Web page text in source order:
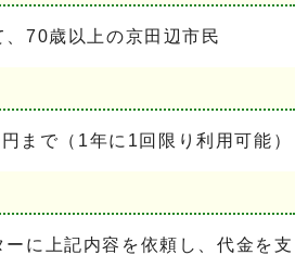
70歳以上の京田辺市民
まで（1年に1回限り利用可能）
ーに上記内容を依頼し、代金を支